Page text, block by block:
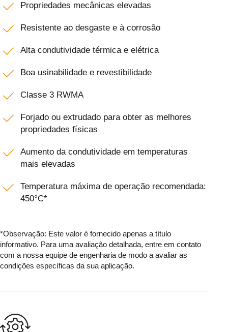
Propriedades mecânicas elevadas
Resistente ao desgaste e à corrosão
Alta condutividade térmica e elétrica
Boa usinabilidade e revestibilidade
Classe 3 RWMA
Forjado ou extrudado para obter as melhores
propriedades físicas
Aumento da condutividade em temperaturas
mais elevadas
Temperatura máxima de operação recomendada:
450°C*
*Observação: Este valor é fornecido apenas a título
informativo. Para uma avaliação detalhada, entre em contato
com a nossa equipe de engenharia de modo a avaliar as
condições específicas da sua aplicação.